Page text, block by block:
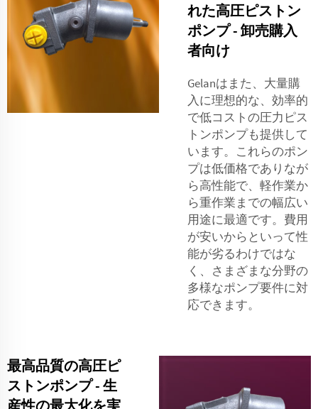
れた高圧ピストン
ポンプ - 卸売購入
者向け
Gelanはまた、大量購
入に理想的な、効率的
で低コストの圧力ピス
トンポンプも提供して
います。これらのポン
プは低価格でありなが
ら高性能で、軽作業か
ら重作業までの幅広い
用途に最適です。費用
が安いからといって性
能が劣るわけではな
く、さまざまな分野の
多様なポンプ要件に対
応できます。
最高品質の高圧ピ
ストンポンプ - 生
産性の最大化を実